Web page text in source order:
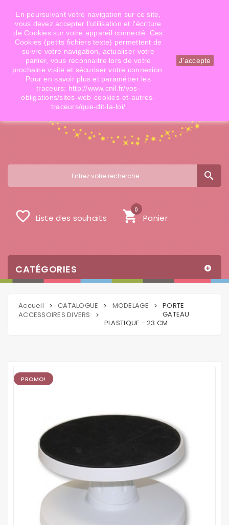
Téléphone: 06 09 14 02 79 Email: info@doigtsdefees.com
Mon compte
search
shopping_cart Panier
0
favorite_border Liste des souhaits
CATÉGORIES
Accueil > CATALOGUE > MODELAGE
>
ACCESSOIRES DIVERS
>
PORTE
GATEAU
PLASTIQUE - 23 CM
PROMO!
En poursuivant votre navigation sur ce site,
vous devez accepter l’utilisation et l'écriture
de Cookies sur votre appareil connecté. Ces
Cookies (petits fichiers texte) permettent de
suivre votre navigation, actualiser votre
panier, vous reconnaitre lors de votre
prochaine visite et sécuriser votre connexion.
Pour en savoir plus et paramétrer les
traceurs: http://www.cnil.fr/vos-
obligations/sites-web-cookies-et-autres-
traceurs/que-dit-la-loi/
J'accepte